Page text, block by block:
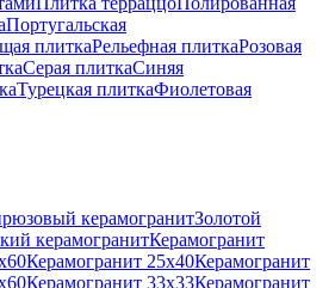
Португальская
плиткаРельефная плиткаРозовая
Серая плиткаСиняя
Турецкая плиткаФиолетовая
керамогранитЗолотой
керамогранитКерамогранит
Керамогранит 25x40Керамогранит
Керамогранит 33x33Керамогранит